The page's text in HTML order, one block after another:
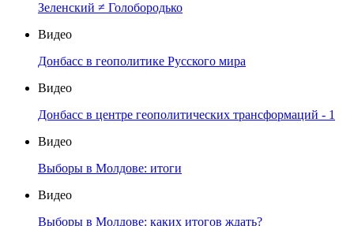
Зеленский ≠ Голобородько
Видео
Донбасс в геополитике Русского мира
Видео
Донбасс в центре геополитических трансформаций - 1
Видео
Выборы в Молдове: итоги
Видео
Выборы в Молдове: каких итогов ждать?